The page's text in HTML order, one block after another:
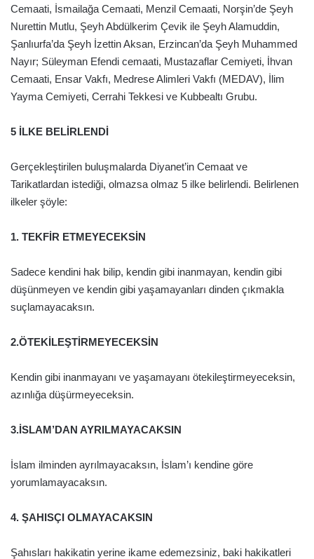
Cemaati, İsmailağa Cemaati, Menzil Cemaati, Norşin’de Şeyh
Nurettin Mutlu, Şeyh Abdülkerim Çevik ile Şeyh Alamuddin,
Şanlıurfa’da Şeyh İzettin Aksan, Erzincan’da Şeyh Muhammed
Nayır; Süleyman Efendi cemaati, Mustazaflar Cemiyeti, İhvan
Cemaati, Ensar Vakfı, Medrese Alimleri Vakfı (MEDAV), İlim
Yayma Cemiyeti, Cerrahi Tekkesi ve Kubbealtı Grubu.
5 İLKE BELİRLENDİ
Gerçekleştirilen buluşmalarda Diyanet’in Cemaat ve
Tarikatlardan istediği, olmazsa olmaz 5 ilke belirlendi. Belirlenen
ilkeler şöyle:
1. TEKFİR ETMEYECEKSİN
Sadece kendini hak bilip, kendin gibi inanmayan, kendin gibi
düşünmeyen ve kendin gibi yaşamayanları dinden çıkmakla
suçlamayacaksın.
2.ÖTEKİLEŞTİRMEYECEKSİN
Kendin gibi inanmayanı ve yaşamayanı ötekileştirmeyeceksin,
azınlığa düşürmeyeceksin.
3.İSLAM’DAN AYRILMAYACAKSIN
İslam ilminden ayrılmayacaksın, İslam’ı kendine göre
yorumlamayacaksın.
4. ŞAHISÇI OLMAYACAKSIN
Şahısları hakikatin yerine ikame edemezsiniz, baki hakikatleri